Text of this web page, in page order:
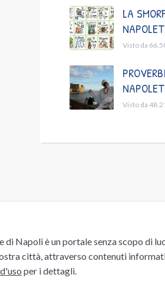
LA
Visto da
PROVERBI
Visto da
Napoli è un portale senza scopo di
città, attraverso contenuti
per i dettagli.